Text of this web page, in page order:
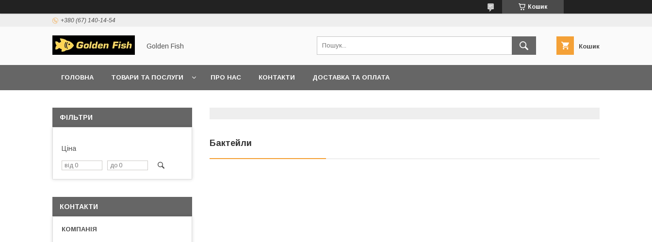
Кошик
+380 (67) 140-14-54
Golden Fish Кошик
ГОЛОВНА ТОВАРИ ТА ПОСЛУГИ ПРО НАС КОНТАКТИ ДОСТАВКА ТА ОПЛАТА
Бактейли
ФІЛЬТРИ
Ціна
КОНТАКТИ